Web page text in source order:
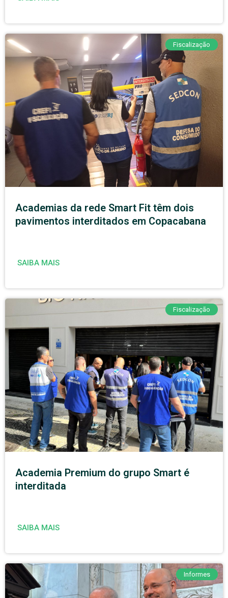
Fiscalização
Academias da rede Smart Fit têm dois
pavimentos interditados em Copacabana
SAIBA MAIS
Fiscalização
Academia Premium do grupo Smart é
interditada
SAIBA MAIS
Informes